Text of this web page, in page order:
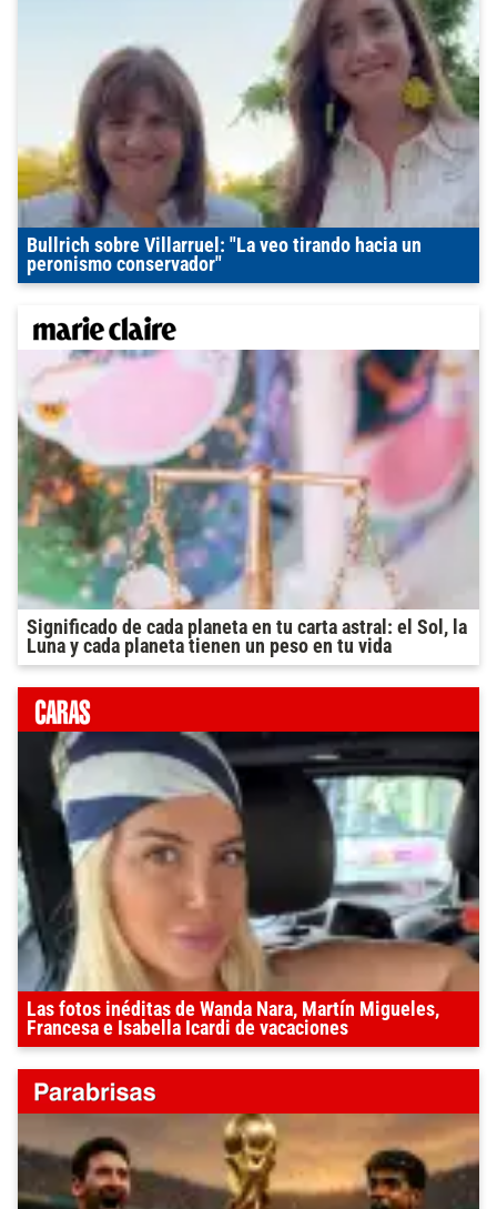
Bullrich sobre Villarruel: "La veo tirando hacia un
peronismo conservador"
Significado de cada planeta en tu carta astral: el Sol, la
Luna y cada planeta tienen un peso en tu vida
Las fotos inéditas de Wanda Nara, Martín Migueles,
Francesa e Isabella Icardi de vacaciones